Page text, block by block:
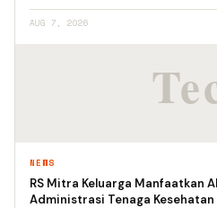
AUG 7, 2026
NEWS
RS Mitra Keluarga Manfaatkan
Administrasi Tenaga Kesehatan